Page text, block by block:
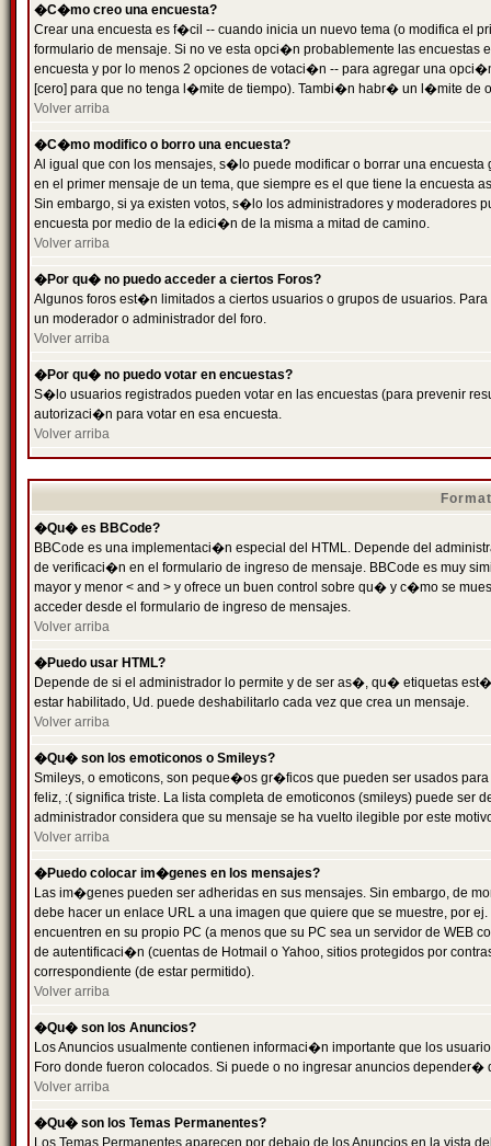
�C�mo creo una encuesta?
Crear una encuesta es f�cil -- cuando inicia un nuevo tema (o modifica el
formulario de mensaje. Si no ve esta opci�n probablemente las
encuesta y por lo menos 2 opciones de votaci�n -- para agregar una
[cero] para que no tenga l�mite de tiempo). Tambi�n habr� un l�mite de
Volver arriba
�C�mo modifico o borro una encuesta?
Al igual que con los mensajes, s�lo puede modificar o borrar una
en el primer mensaje de un tema, que siempre es el que tiene la encuesta
Sin embargo, si ya existen votos, s�lo los administradores y moderadores
encuesta por medio de la edici�n de la misma a mitad de camino.
Volver arriba
�Por qu� no puedo acceder a ciertos Foros?
Algunos foros est�n limitados a ciertos usuarios o grupos de usuarios.
un moderador o administrador del foro.
Volver arriba
�Por qu� no puedo votar en encuestas?
S�lo usuarios registrados pueden votar en las encuestas (para prevenir
autorizaci�n para votar en esa encuesta.
Volver arriba
�Qu� es BBCode?
BBCode es una implementaci�n especial del HTML. Depende del
de verificaci�n en el formulario de ingreso de mensaje. BBCode es muy
mayor y menor < and > y ofrece un buen control sobre qu� y c�mo se
acceder desde el formulario de ingreso de mensajes.
Volver arriba
�Puedo usar HTML?
Depende de si el administrador lo permite y de ser as�, qu� etiquetas
estar habilitado, Ud. puede deshabilitarlo cada vez que crea un mensaje.
Volver arriba
�Qu� son los emoticonos o Smileys?
Smileys, o emoticons, son peque�os gr�ficos que pueden ser usados
feliz, :( significa triste. La lista completa de emoticonos (smileys) puede
administrador considera que su mensaje se ha vuelto ilegible por este
Volver arriba
�Puedo colocar im�genes en los mensajes?
Las im�genes pueden ser adheridas en sus mensajes. Sin embargo, de
debe hacer un enlace URL a una imagen que quiere que se muestre, por
encuentren en su propio PC (a menos que su PC sea un servidor de
de autentificaci�n (cuentas de Hotmail o Yahoo, sitios protegidos por
correspondiente (de estar permitido).
Volver arriba
�Qu� son los Anuncios?
Los Anuncios usualmente contienen informaci�n importante que los
Foro donde fueron colocados. Si puede o no ingresar anuncios
Volver arriba
�Qu� son los Temas Permanentes?
Los Temas Permanentes aparecen por debajo de los Anuncios en la